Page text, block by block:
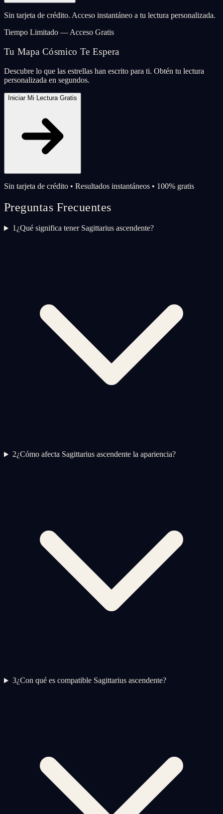
Sin tarjeta de crédito. Acceso instantáneo a tu lectura personalizada.
Tiempo Limitado — Acceso Gratis
Tu Mapa Cósmico Te Espera
Descubre lo que las estrellas han escrito para ti. Obtén tu lectura
personalizada en segundos.
Iniciar Mi Lectura Gratis
Sin tarjeta de crédito • Resultados instantáneos • 100% gratis
Preguntas Frecuentes
1¿Qué significa tener Sagittarius ascendente?
2¿Cómo afecta Sagittarius ascendente la apariencia?
3¿Con qué es compatible Sagittarius ascendente?